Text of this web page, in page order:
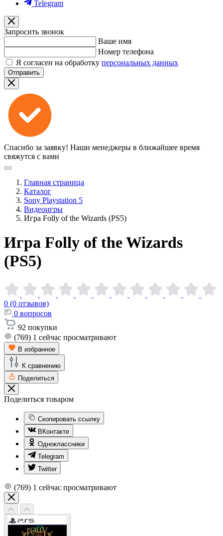
Telegram
Запросить звонок
Ваше имя
Номер телефона
Я согласен на обработку персональных данных
Отправить
Спасибо за заявку! Наши менеджеры в ближайшее время
свяжутся с вами
Главная страница
Каталог
Sony Playstation 5
Видеоигры
Игра Folly of the Wizards (PS5)
Игра Folly of the Wizards
(PS5)
0 (0 отзывов)
0 вопросов
92 покупки
(769) 1 сейчас просматривают
В избранное
К сравнению
Поделиться
Поделиться товаром
Скопировать ссылку
ВКонтакте
Одноклассники
Telegram
Twitter
(769) 1 сейчас просматривают